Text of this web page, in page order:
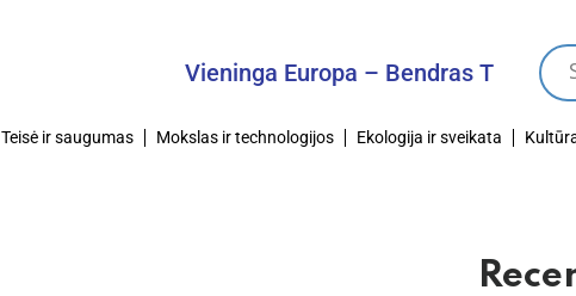
Vieninga Europa – Bendras Tikslas
Teisė ir saugumas Mokslas ir technologijos Ekologija ir sveikata